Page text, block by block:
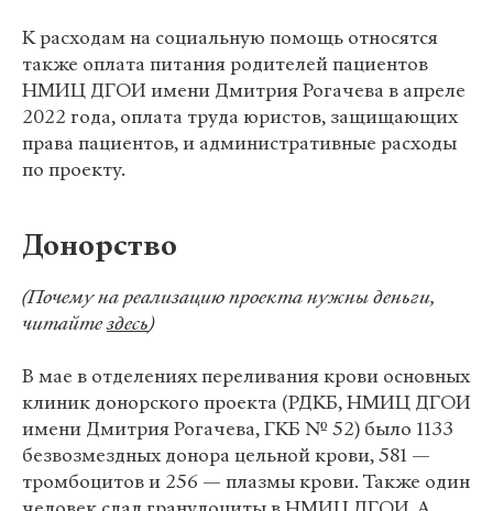
К расходам на социальную помощь относятся
также оплата питания родителей пациентов
НМИЦ ДГОИ имени Дмитрия Рогачева в апреле
2022 года, оплата труда юристов, защищающих
права пациентов, и административные расходы
по проекту.
Донорство
(Почему на реализацию проекта нужны деньги,
читайтездесь)
В мае в отделениях переливания крови основных
клиник донорского проекта (РДКБ, НМИЦ ДГОИ
имени Дмитрия Рогачева, ГКБ № 52) было 1133
безвозмездных донора цельной крови, 581 —
тромбоцитов и 256 — плазмы крови. Также один